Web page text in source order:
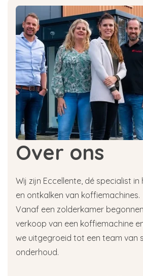
Over ons
Wij zijn Eccellente, dé specialist
en ontkalken van koffiemachines.
Vanaf een zolderkamer
verkoop van een koffiemachine
we uitgegroeid tot een team van
onderhoud.